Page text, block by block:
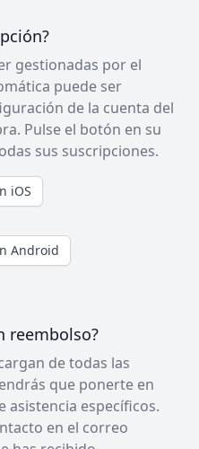
gestionadas por el
puede ser
de la cuenta del
Pulse el botón en su
sus suscripciones.
iOS
Android
reembolso?
de todas las
que ponerte en
asistencia específicos.
en el correo